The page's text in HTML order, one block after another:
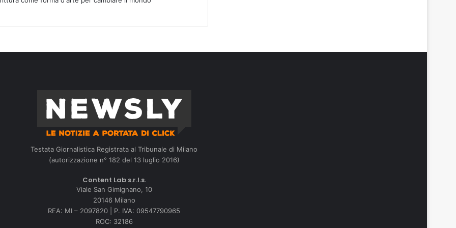
Testata Giornalistica Registrata al Tribunale di Milano
(autorizzazione n° 182 del 13 luglio 2016)
Content Lab s.r.l.s.
Viale San Gimignano, 10
20146 Milano
REA: MI – 2097820 | P. IVA: 09547790965
ROC: 32186